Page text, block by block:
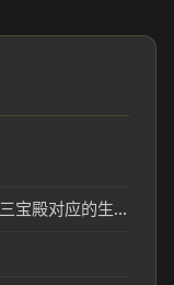
无事不登三宝殿是什么生肖_无事不登三宝殿对应的生肖文化解读